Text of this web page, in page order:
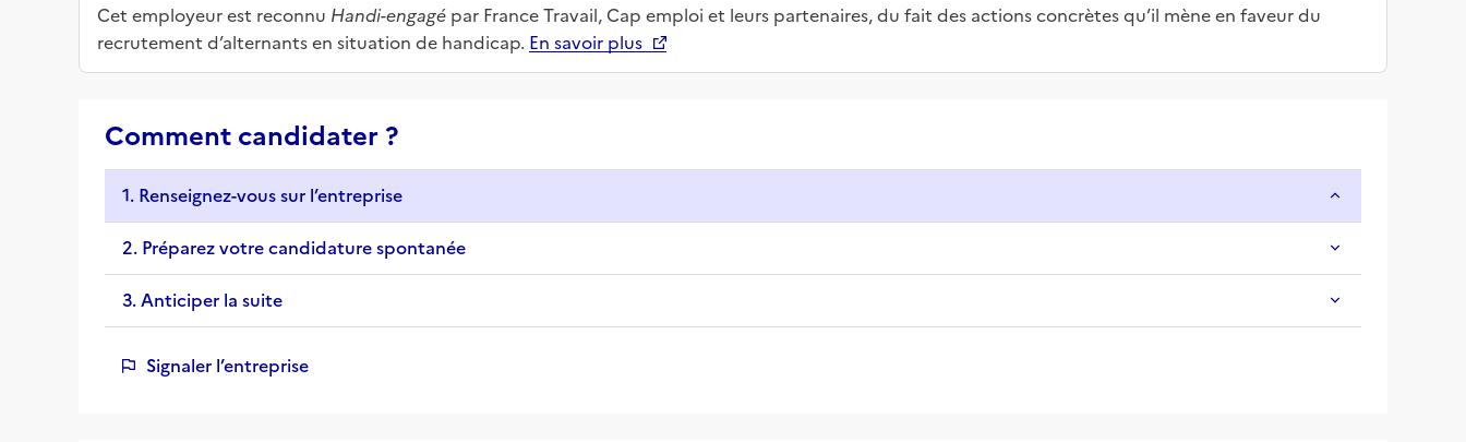
Cet employeur est reconnu Handi-engagé par France Travail, Cap emploi et leurs partenaires, du fait des actions concrètes qu’il mène en faveur du
recrutement d’alternants en situation de handicap. En savoir plus
Comment candidater ?
1. Renseignez-vous sur l’entreprise
2. Préparez votre candidature spontanée
3. Anticiper la suite
Signaler l’entreprise